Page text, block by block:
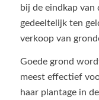
bij de eindkap
gedeeltelijk ten
verkoop van
Goede grond
meest effectief
haar plantage in